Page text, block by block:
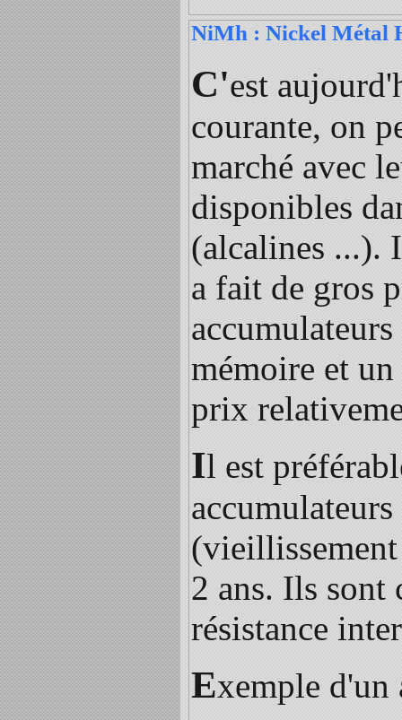
NiMh : Nickel Métal
C'est
courante, on
marché avec
disponibles
(alcalines ...).
a fait de gros
mémoire et
prix
Il est
2 ans. Ils sont
résistance
Exemple